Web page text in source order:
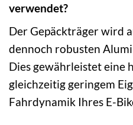
verwendet?
Der Gepäckträger wird
dennoch robusten
Dies gewährleistet eine
gleichzeitig geringem
Fahrdynamik Ihres E-